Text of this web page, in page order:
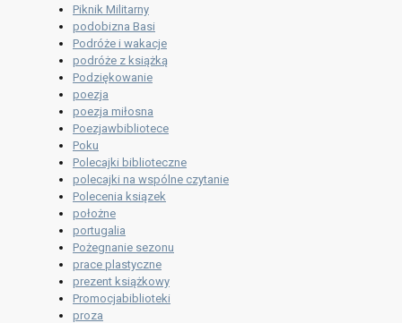
Piknik Militarny
podobizna Basi
Podróże i wakacje
podróże z książką
Podziękowanie
poezja
poezja miłosna
Poezjawbibliotece
Poku
Polecajki biblioteczne
polecajki na wspólne czytanie
Polecenia ksiązek
położne
portugalia
Pożegnanie sezonu
prace plastyczne
prezent książkowy
Promocjabiblioteki
proza